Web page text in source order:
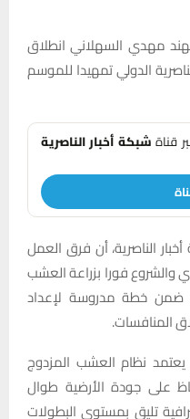
مهدي السهلاني انطلاق
الدولي تمهيدا للموسم
قناةشبكة أخبار الناصرية
الناصرية، أن فرق العمل
والشروع فورا بزراعة العشب
ضمن خطة مدروسة لإعداد
المنافسات.
نظام العشب المزدوج
على جودة الأرضية طوال
تليق بمستوى البطولات